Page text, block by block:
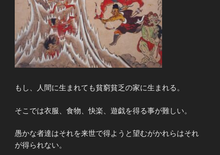
もし、人間に生まれても貧窮貧乏の家に生まれる。
そこでは衣服、食物、快楽、遊戯を得る事が難しい。
愚かな者達はそれを来世で得ようと望むがかれらはそれ
が得られない。